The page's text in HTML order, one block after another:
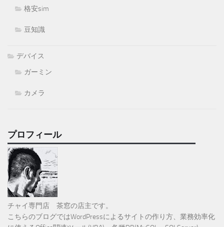
格安sim
豆知識
デバイス
ガーミン
カメラ
プロフィール
チャイ専門店 茶窓の店主です。
こちらのブログではWordPressによるサイトの作り方、業務効率化